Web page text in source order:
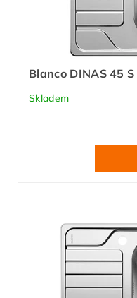
Blanco DINAS 45
Skladem